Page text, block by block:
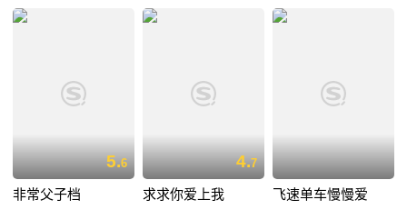
5.6
非常父子档
4.7
求求你爱上我 飞速单车慢慢爱